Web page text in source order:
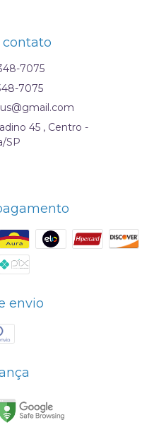
7075
7075
45 , Centro -
SP
envio